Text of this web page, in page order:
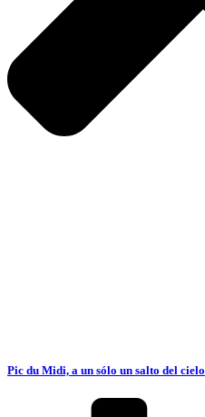
Pic du Midi, a un sólo un salto del cielo